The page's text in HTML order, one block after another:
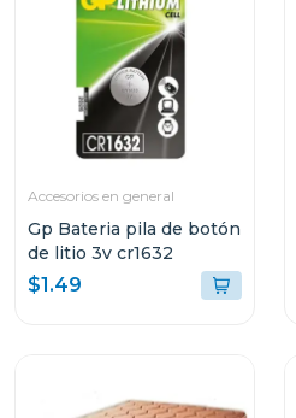
Accesorios en general
Gp Bateria pila de botón
de litio 3v cr1632
$1.49